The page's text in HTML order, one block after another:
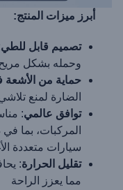
أبرز ميزات المنتج:
تصميم قابل للطي
وحمله بشكل
حماية من الأشعة
الضارة لمنع
توافق عالمي:
المركبات، بما
سيارات متعددة
تقليل الحرارة:
مما يعزز الراحة